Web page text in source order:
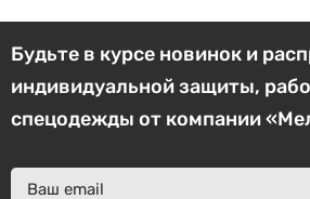
Будьте в курсе новинок и
индивидуальной защиты,
спецодежды от компании